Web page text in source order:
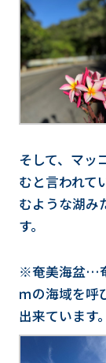
そして、マ
むと言われて
むような湖み
す。
※奄美海盆…
ｍの海域を呼
出来ています。